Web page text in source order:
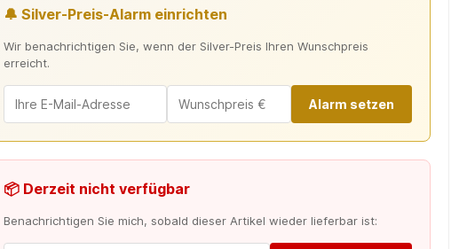
🔔 Silver-Preis-Alarm einrichten
Wir benachrichtigen Sie, wenn der Silver-Preis Ihren Wunschpreis
erreicht.
Alarm setzen
📦 Derzeit nicht verfügbar
Benachrichtigen Sie mich, sobald dieser Artikel wieder lieferbar ist: